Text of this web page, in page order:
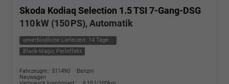
Skoda Kodiaq Selection 1.5 TSI 7-Gang-DSG
110 kW (150 PS), Automatik
unverbindliche Lieferzeit: 14 Tage
Black-Magic Perleffekt
Fahrzeugnr.: 511490
Benzin
Neuwagen